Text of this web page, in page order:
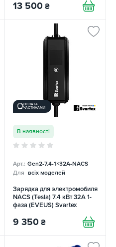
13 500 ₴
ОПЛАТА
ЧАСТИНАМИ
В наявності
Арт.: Gen2-7.4-1×32А-NACS
Для всіх моделей
Зарядка для электромобиля
NACS (Tesla) 7.4 кВт 32А 1-
фаза (EVEUS) Svartex
9 350 ₴